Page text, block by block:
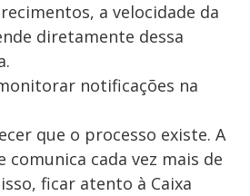
a velocidade da
diretamente dessa
notificações na
que o processo existe. A
comunica cada vez mais de
ficar atento à Caixa